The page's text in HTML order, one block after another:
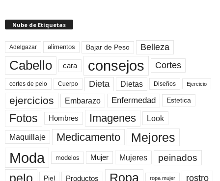
Nube de Etiquetas
Adelgazar alimentos Bajar de Peso Belleza
Cabello cara consejos Cortes
cortes de pelo Cuerpo Dieta Dietas Diseños Ejercicio
ejercicios Embarazo Enfermedad Estetica
Fotos Hombres Imagenes Look
Maquillaje Medicamento Mejores
Moda modelos Mujer Mujeres peinados
pelo Piel Productos Ropa ropa mujer rostro